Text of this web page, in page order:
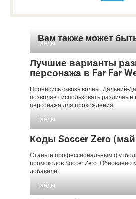
Вам также может
Гайды
Лучшие варианты
персонажа в Far Far
Пронесись сквозь волны. Дальний-
позволяет использовать различные
персонажа для прохождения
Гайды
Коды Soccer Zero (май
Станьте профессиональным
промокодов Soccer Zero. Обновлено
добавили
Гайды